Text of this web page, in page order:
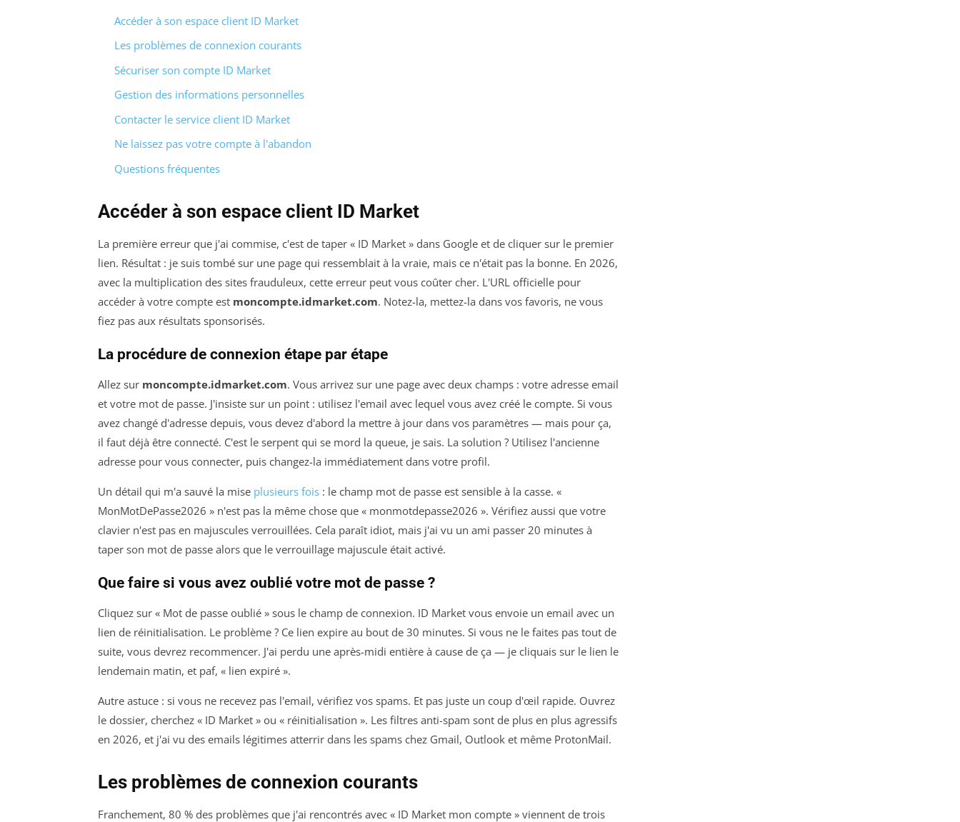
Accéder à son espace client ID Market
Les problèmes de connexion courants
Sécuriser son compte ID Market
Gestion des informations personnelles
Contacter le service client ID Market
Ne laissez pas votre compte à l'abandon
Questions fréquentes
Accéder à son espace client ID Market
La première erreur que j'ai commise, c'est de taper « ID Market » dans Google et de cliquer sur le premier
lien. Résultat : je suis tombé sur une page qui ressemblait à la vraie, mais ce n'était pas la bonne. En 2026,
avec la multiplication des sites frauduleux, cette erreur peut vous coûter cher. L'URL officielle pour
accéder à votre compte est moncompte.idmarket.com. Notez-la, mettez-la dans vos favoris, ne vous
fiez pas aux résultats sponsorisés.
La procédure de connexion étape par étape
Allez sur moncompte.idmarket.com. Vous arrivez sur une page avec deux champs : votre adresse email
et votre mot de passe. J'insiste sur un point : utilisez l'email avec lequel vous avez créé le compte. Si vous
avez changé d'adresse depuis, vous devez d'abord la mettre à jour dans vos paramètres — mais pour ça,
il faut déjà être connecté. C'est le serpent qui se mord la queue, je sais. La solution ? Utilisez l'ancienne
adresse pour vous connecter, puis changez-la immédiatement dans votre profil.
Un détail qui m'a sauvé la mise plusieurs fois : le champ mot de passe est sensible à la casse. «
MonMotDePasse2026 » n'est pas la même chose que « monmotdepasse2026 ». Vérifiez aussi que votre
clavier n'est pas en majuscules verrouillées. Cela paraît idiot, mais j'ai vu un ami passer 20 minutes à
taper son mot de passe alors que le verrouillage majuscule était activé.
Que faire si vous avez oublié votre mot de passe ?
Cliquez sur « Mot de passe oublié » sous le champ de connexion. ID Market vous envoie un email avec un
lien de réinitialisation. Le problème ? Ce lien expire au bout de 30 minutes. Si vous ne le faites pas tout de
suite, vous devrez recommencer. J'ai perdu une après-midi entière à cause de ça — je cliquais sur le lien le
lendemain matin, et paf, « lien expiré ».
Autre astuce : si vous ne recevez pas l'email, vérifiez vos spams. Et pas juste un coup d'œil rapide. Ouvrez
le dossier, cherchez « ID Market » ou « réinitialisation ». Les filtres anti-spam sont de plus en plus agressifs
en 2026, et j'ai vu des emails légitimes atterrir dans les spams chez Gmail, Outlook et même ProtonMail.
Les problèmes de connexion courants
Franchement, 80 % des problèmes que j'ai rencontrés avec « ID Market mon compte » viennent de trois